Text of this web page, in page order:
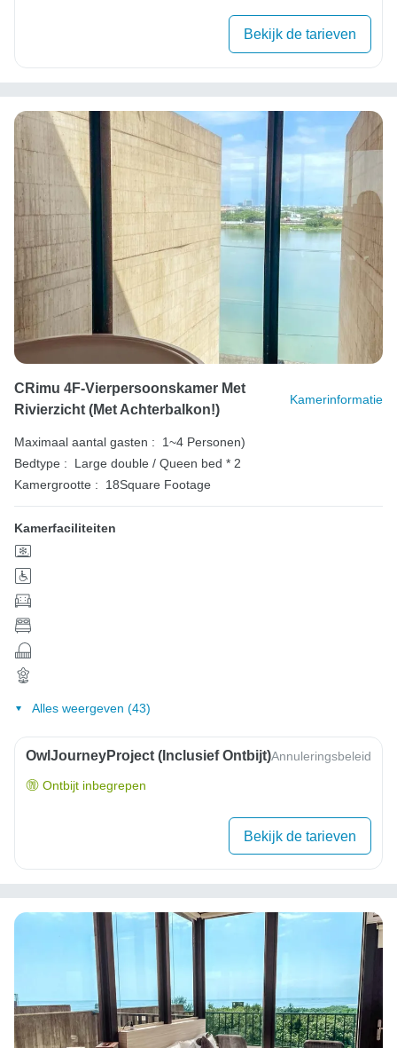
Bekijk de tarieven
CRimu 4F-Vierpersoonskamer Met
Rivierzicht (met Achterbalkon!)
Kamerinformatie
Maximaal aantal gasten :
1~4 Personen)
Bedtype :
Large double / Queen bed * 2
Kamergrootte :
18Square Footage
Kamerfaciliteiten
Alles weergeven (43)
OwlJourneyProject (inclusief Ontbijt)Annuleringsbeleid
Ontbijt inbegrepen
Bekijk de tarieven